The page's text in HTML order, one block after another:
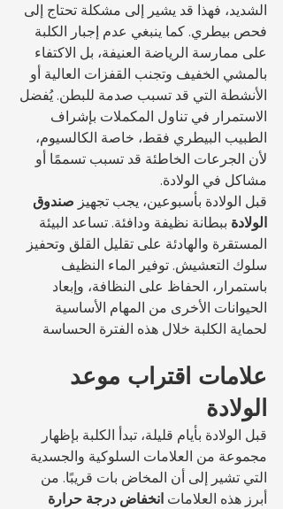
الشديد، فهذا قد يشير إلى مشكلة تحتاج إلى
فحص بيطري. كما ينبغي عدم إجبار الكلبة
على ممارسة الرياضة العنيفة، بل الاكتفاء
بالمشي الخفيف وتجنب القفزات العالية أو
الأنشطة التي قد تسبب صدمة للبطن. يُفضل
الاستمرار في تناول المكملات بإشراف
الطبيب البيطري فقط، خاصة الكالسيوم،
لأن الجرعات الخاطئة قد تسبب تسممًا أو
مشاكل في الولادة.
قبل الولادة بأسبوعين، يجب تجهيز صندوق
الولادة ببطانة نظيفة ودافئة. تساعد البيئة
المستقرة والهادئة على تقليل القلق وتحفيز
سلوك التعشيش. توفير الماء النظيف
باستمرار، الحفاظ على النظافة، وإبعاد
الحيوانات الأخرى من المهام الأساسية
لحماية الكلبة خلال هذه الفترة الحساسة
علامات اقتراب موعد
الولادة
قبل الولادة بأيام قليلة، تبدأ الكلبة بإظهار
مجموعة من العلامات السلوكية والجسدية
التي تشير إلى أن المخاض بات قريبًا. من
أبرز هذه العلامات انخفاض درجة حرارة